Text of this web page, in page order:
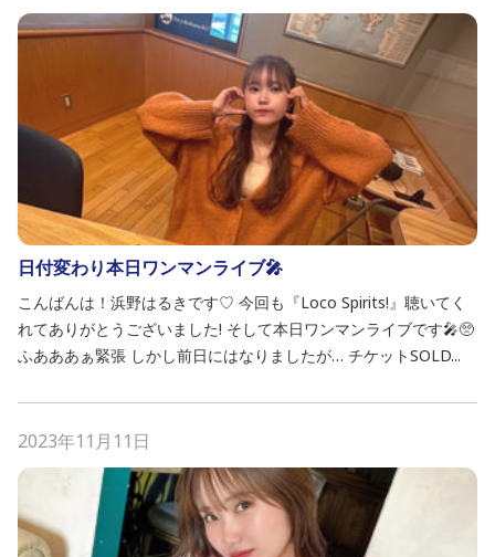
日付変わり本日ワンマンライブ🎤
こんばんは！浜野はるきです♡ 今回も『Loco Spirits!』聴いてく
れてありがとうございました! そして本日ワンマンライブです🎤🥺
ふあああぁ緊張 しかし前日にはなりましたが… チケットSOLD...
2023年11月11日